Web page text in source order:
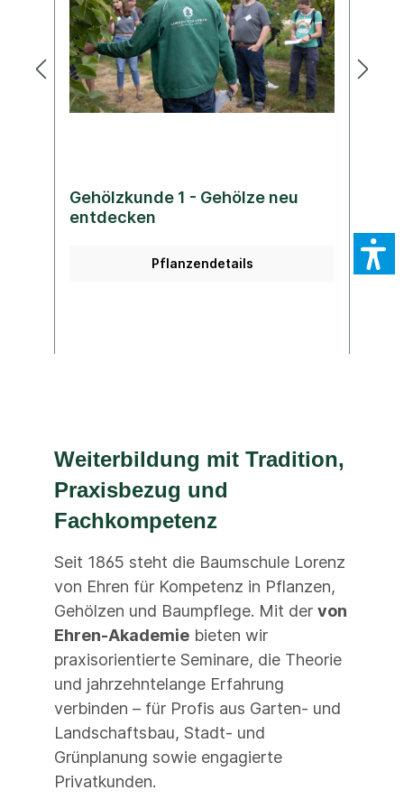
Gehölzkunde 1 - Gehölze neu
entdecken
Pflanzendetails
Weiterbildung mit Tradition,
Praxisbezug und
Fachkompetenz
Seit 1865 steht die Baumschule Lorenz
von Ehren für Kompetenz in Pflanzen,
Gehölzen und Baumpflege. Mit der von
Ehren-Akademie bieten wir
praxisorientierte Seminare, die Theorie
und jahrzehntelange Erfahrung
verbinden – für Profis aus Garten- und
Landschaftsbau, Stadt- und
Grünplanung sowie engagierte
Privatkunden.